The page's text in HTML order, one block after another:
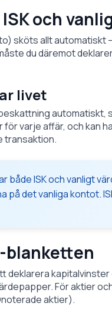
och
sköts allt automatiskt
du däremot
livet
varje affär, och kan
transaktion.
både ISK och vanligt
på det vanliga kontot.
blanketten
deklarera
För aktier
aktier).